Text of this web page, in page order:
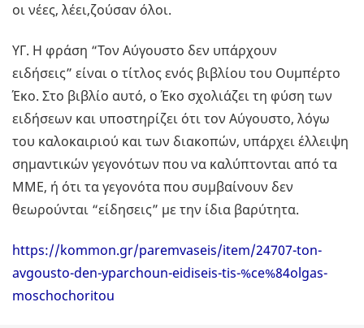
οι νέες, λέει,ζούσαν όλοι.
ΥΓ. Η φράση “Τον Αύγουστο δεν υπάρχουν
ειδήσεις” είναι ο τίτλος ενός βιβλίου του Ουμπέρτο
Έκο. Στο βιβλίο αυτό, ο Έκο σχολιάζει τη φύση των
ειδήσεων και υποστηρίζει ότι τον Αύγουστο, λόγω
του καλοκαιριού και των διακοπών, υπάρχει έλλειψη
σημαντικών γεγονότων που να καλύπτονται από τα
ΜΜΕ, ή ότι τα γεγονότα που συμβαίνουν δεν
θεωρούνται “είδησεις” με την ίδια βαρύτητα.
https://kommon.gr/paremvaseis/item/24707-ton-
avgousto-den-yparchoun-eidiseis-tis-%ce%84olgas-
moschochoritou